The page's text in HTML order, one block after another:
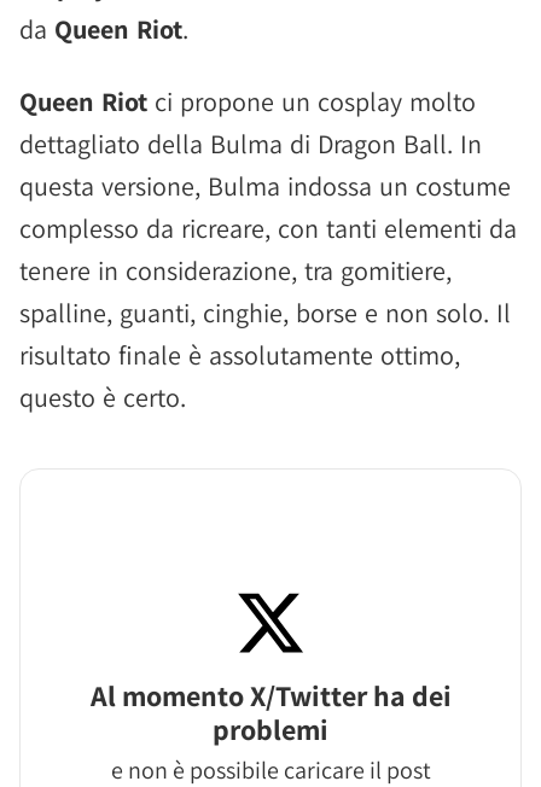
da Queen Riot.
Queen Riot ci propone un cosplay molto
dettagliato della Bulma di Dragon Ball. In
questa versione, Bulma indossa un costume
complesso da ricreare, con tanti elementi da
tenere in considerazione, tra gomitiere,
spalline, guanti, cinghie, borse e non solo. Il
risultato finale è assolutamente ottimo,
questo è certo.
Al momento X/Twitter ha dei
problemi
e non è possibile caricare il post